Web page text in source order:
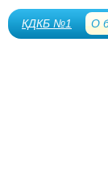
КДКБ №1 О